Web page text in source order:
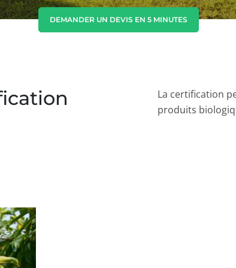
Corée du Sud
(anglais)
DEMANDER UN DEVIS EN 5 MINUTES
La certification
produits